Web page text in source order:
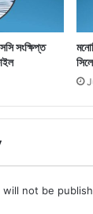
সংক্ষিপ্ত
will not be